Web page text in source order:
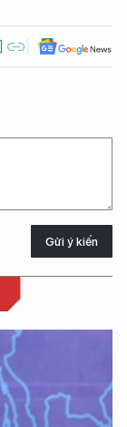
Gửi ý kiến